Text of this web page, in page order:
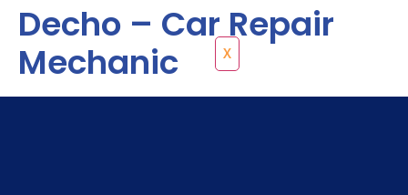
X
Decho – Car Repair
Mechanic